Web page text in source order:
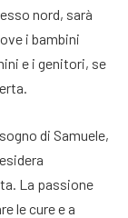
nord, sarà
i bambini
e i genitori, se
di Samuele,
La passione
le cure e a